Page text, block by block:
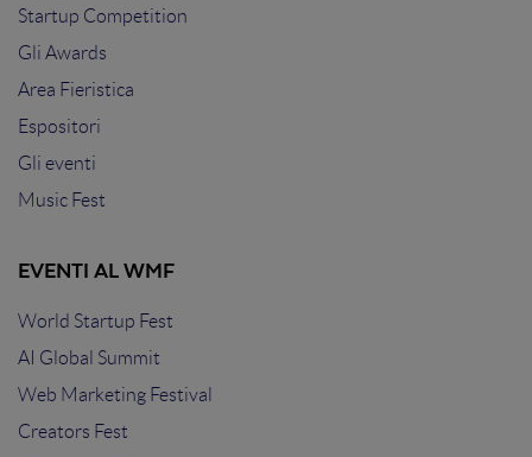
Startup Competition
Gli Awards
Area Fieristica
Espositori
Gli eventi
Music Fest
EVENTI AL WMF
World Startup Fest
AI Global Summit
Web Marketing Festival
Creators Fest